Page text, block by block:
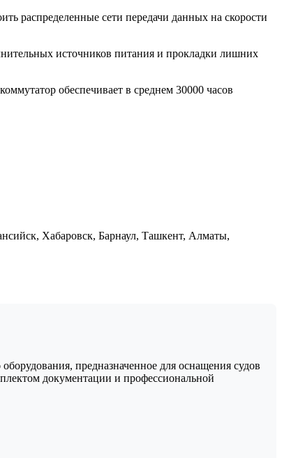
распределенные сети передачи данных на скорости
источников питания и прокладки лишних
обеспечивает в среднем 30000 часов
Хабаровск, Барнаул, Ташкент, Алматы,
предназначенное для оснащения судов
документации и профессиональной